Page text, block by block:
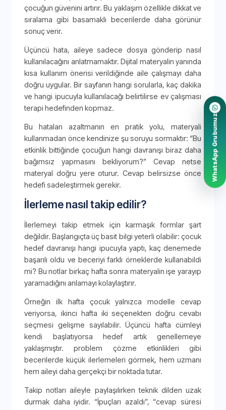
çocuğun güvenini artırır. Bu yaklaşım özellikle dikkat ve
sıralama gibi basamaklı becerilerde daha görünür
sonuç verir.
Üçüncü hata, aileye sadece dosya gönderip nasıl
kullanılacağını anlatmamaktır. Dijital materyalin yanında
kısa kullanım önerisi verildiğinde aile çalışmayı daha
doğru uygular. Bir sayfanın hangi sorularla, kaç dakika
ve hangi ipucuyla kullanılacağı belirtilirse ev çalışması
terapi hedefinden kopmaz.
Bu hataları azaltmanın en pratik yolu, materyali
kullanmadan önce kendinize şu soruyu sormaktır: “Bu
etkinlik bittiğinde çocuğun hangi davranışı biraz daha
bağımsız yapmasını bekliyorum?” Cevap netse
materyal doğru yere oturur. Cevap belirsizse önce
hedefi sadeleştirmek gerekir.
İlerleme nasıl takip edilir?
İlerlemeyi takip etmek için karmaşık formlar şart
değildir. Başlangıçta üç basit bilgi yeterli olabilir: çocuk
hedef davranışı hangi ipucuyla yaptı, kaç denemede
başarılı oldu ve beceriyi farklı örneklerde kullanabildi
mi? Bu notlar birkaç hafta sonra materyalin işe yarayıp
yaramadığını anlamayı kolaylaştırır.
Örneğin ilk hafta çocuk yalnızca modelle cevap
veriyorsa, ikinci hafta iki seçenekten doğru cevabı
seçmesi gelişme sayılabilir. Üçüncü hafta cümleyi
kendi başlatıyorsa hedef artık genellemeye
yaklaşmıştır. problem çözme etkinlikleri gibi
becerilerde küçük ilerlemeleri görmek, hem uzmanı
hem aileyi daha gerçekçi bir noktada tutar.
Takip notları aileyle paylaşılırken teknik dilden uzak
durmak daha iyidir. “İpuçları azaldı”, “cevap süresi
WhatsApp Grubumuz